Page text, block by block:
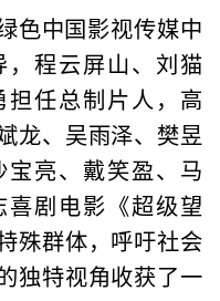
色中国影视传媒中
程云屏山、刘猫
任总制片人，高
龙、吴雨泽、樊昱
亮、戴笑盈、马
剧电影《超级望
殊群体，呼吁社会
独特视角收获了一